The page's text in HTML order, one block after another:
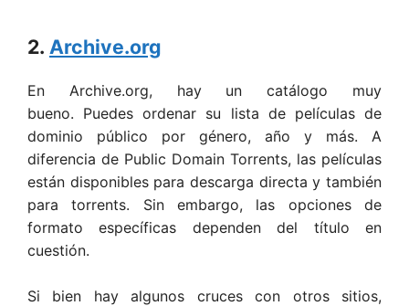
2. Archive.org
En Archive.org, hay un catálogo muy
bueno. Puedes ordenar su lista de películas de
dominio público por género, año y más. A
diferencia de Public Domain Torrents, las películas
están disponibles para descarga directa y también
para torrents. Sin embargo, las opciones de
formato específicas dependen del título en
cuestión.
Si bien hay algunos cruces con otros sitios,